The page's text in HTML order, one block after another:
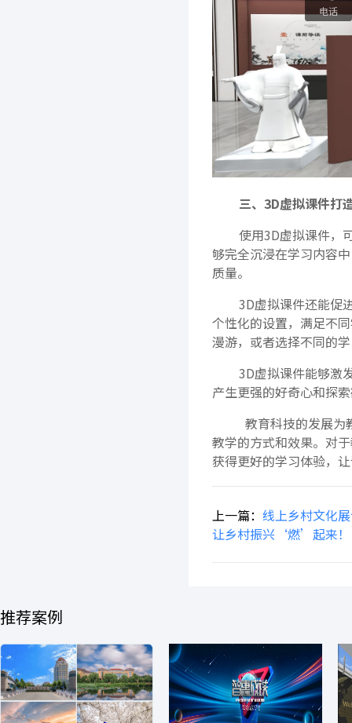
三、3D虚拟课件打
使用3D虚拟课件，
够完全沉浸在学习内容
质量。
3D虚拟课件还能促
个性化的设置，满足不
漫游，或者选择不同的
3D虚拟课件能够激
产生更强的好奇心和探
教育科技的发展为
教学的方式和效果。对
获得更好的学习体验，
上一篇： 线上乡村文化
让乡村振兴‘燃’起来！
推荐案例
电话